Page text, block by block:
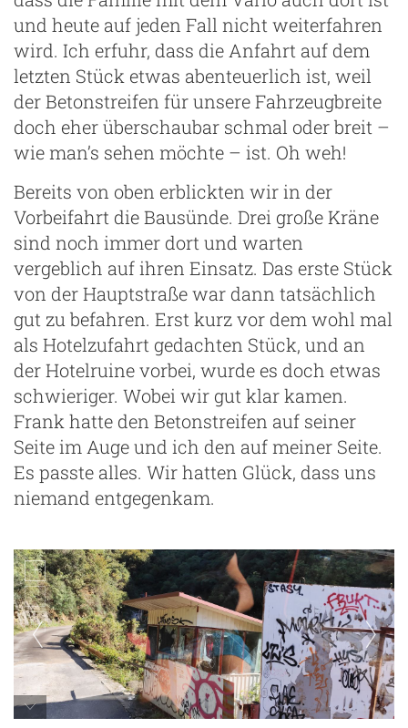
und heute auf jeden Fall nicht weiterfahren
wird. Ich erfuhr, dass die Anfahrt auf dem
letzten Stück etwas abenteuerlich ist, weil
der Betonstreifen für unsere Fahrzeugbreite
doch eher überschaubar schmal oder breit –
wie man’s sehen möchte – ist. Oh weh!
Bereits von oben erblickten wir in der
Vorbeifahrt die Bausünde. Drei große Kräne
sind noch immer dort und warten
vergeblich auf ihren Einsatz. Das erste Stück
von der Hauptstraße war dann tatsächlich
gut zu befahren. Erst kurz vor dem wohl mal
als Hotelzufahrt gedachten Stück, und an
der Hotelruine vorbei, wurde es doch etwas
schwieriger. Wobei wir gut klar kamen.
Frank hatte den Betonstreifen auf seiner
Seite im Auge und ich den auf meiner Seite.
Es passte alles. Wir hatten Glück, dass uns
niemand entgegenkam.